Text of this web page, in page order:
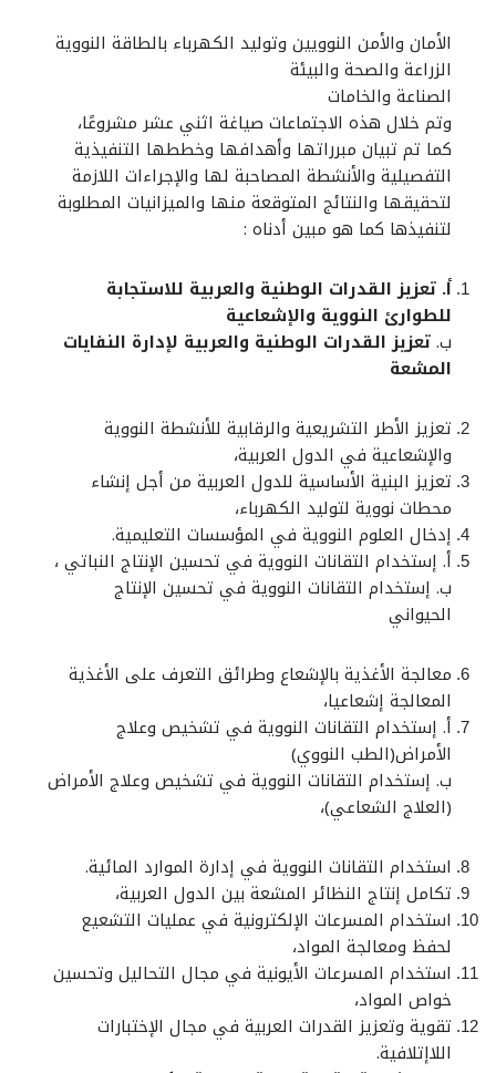
الأمان والأمن النوويين وتوليد الكهرباء بالطاقة النووية
الزراعة والصحة والبيئة
الصناعة والخامات
وتم خلال هذه الاجتماعات صياغة اثني عشر مشروعًا،
كما تم تبيان مبرراتها وأهدافها وخططها التنفيذية
التفصيلية والأنشطة المصاحبة لها والإجراءات اللازمة
لتحقيقها والنتائج المتوقعة منها والميزانيات المطلوبة
لتنفيذها كما هو مبين أدناه :
أ. تعزيز القدرات الوطنية والعربية للاستجابة
للطوارئ النووية والإشعاعية
ب.تعزيز القدرات الوطنية والعربية لإدارة النفايات
المشعة
تعزيز الأطر التشريعية والرقابية للأنشطة النووية
والإشعاعية في الدول العربية،
تعزيز البنية الأساسية للدول العربية من أجل إنشاء
محطات نووية لتوليد الكهرباء،
إدخال العلوم النووية في المؤسسات التعليمية.
أ. إستخدام التقانات النووية في تحسين الإنتاج النباتي ،
ب. إستخدام التقانات النووية في تحسين الإنتاج
الحيواني
معالجة الأغذية بالإشعاع وطرائق التعرف على الأغذية
المعالجة إشعاعيا،
أ. إستخدام التقانات النووية في تشخيص وعلاج
الأمراض(الطب النووي)
ب. إستخدام التقانات النووية في تشخيص وعلاج الأمراض
(العلاج الشعاعي)،
استخدام التقانات النووية في إدارة الموارد المائية.
تكامل إنتاج النظائر المشعة بين الدول العربية،
استخدام المسرعات الإلكترونية في عمليات التشعيع
لحفظ ومعالجة المواد،
استخدام المسرعات الأيونية في مجال التحاليل وتحسين
خواص المواد،
تقوية وتعزيز القدرات العربية في مجال الإختبارات
اللاإتلافية.